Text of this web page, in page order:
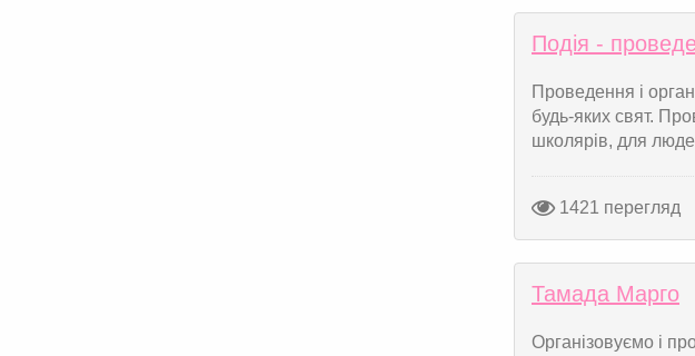
Подія -
Проведення і
будь-яких свят.
школярів, для
1421 перегляд
Тамада Марго
Організовуємо і